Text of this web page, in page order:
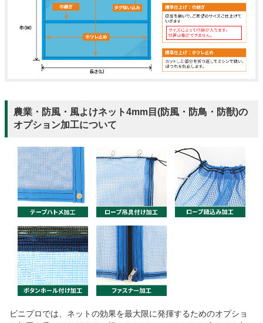
農業・防風・風よけネット4mm目(防風・防鳥・防獣)の
オプション加工について
ビニプロでは、ネットの効果を最大限に発揮するためのオプショ